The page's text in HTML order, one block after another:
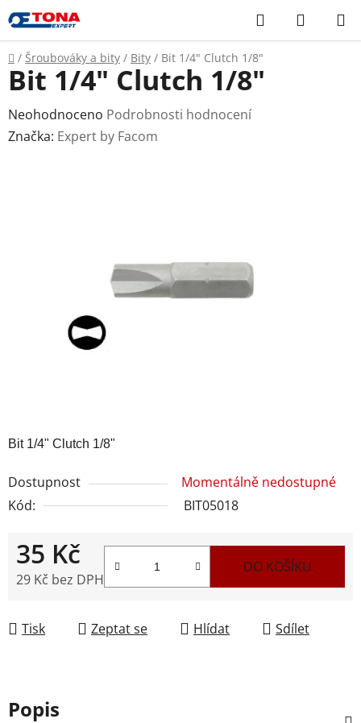
Přejít
na
obsah
Hledat
KOŠÍK
Domů
/ Šroubováky a bity / Bity / Bit 1/4" Clutch 1/8"
Bit 1/4" Clutch 1/8"
Dostupnost
Momentálně nedostupné
Kód:
BIT05018
35 Kč
29 Kč bez DPH
DO KOŠÍKU
Tisk Zeptat se Hlídat Sdílet
Bit 1/4" Clutch 1/8"
Průměrné
hodnocení
Neohodnoceno Podrobnosti hodnocení
Značka: Expert by Facom
Popis